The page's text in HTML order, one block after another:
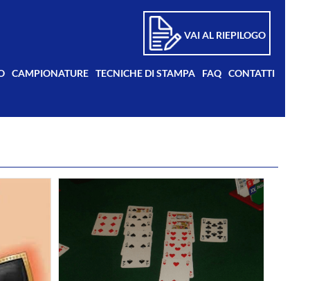
VAI AL RIEPILOGO
CAMPIONATURE TECNICHE DI STAMPA FAQ CONTATTI